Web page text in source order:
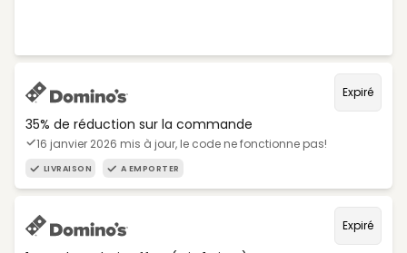
Expiré
35% de réduction sur la commande
16 janvier 2026 mis à jour, le code ne fonctionne pas!
LIVRAISON A EMPORTER
Expiré